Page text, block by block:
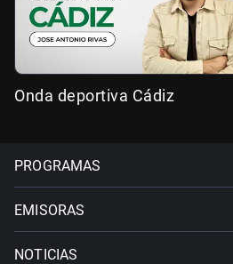
Onda deportiva Cádiz
PROGRAMAS
EMISORAS
NOTICIAS